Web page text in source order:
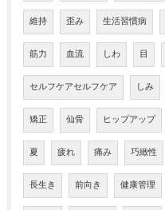
維持 歪み 生活習慣病
筋力 血流 しわ 目
セルフケアセルフケア しみ
矯正 仙骨 ヒップアップ
夏 疲れ 痛み 巧緻性
長生き 前向き 健康管理